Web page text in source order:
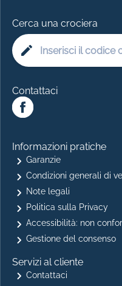
Cerca una crociera
Contattaci
Informazioni pratiche
Garanzie
Condizioni generali di
Note legali
Politica sulla Privacy
Accessibilità: non
Gestione del consenso
Servizi al cliente
Contattaci